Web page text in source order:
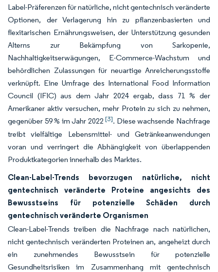
Label-Präferenzen für natürliche, nicht gentechnisch veränderte
Optionen, der Verlagerung hin zu pflanzenbasierten und
flexitarischen Ernährungsweisen, der Unterstützung gesunden
Alterns zur Bekämpfung von Sarkopenie,
Nachhaltigkeitserwägungen, E-Commerce-Wachstum und
behördlichen Zulassungen für neuartige Anreicherungsstoffe
verknüpft. Eine Umfrage des International Food Information
Council (IFIC) aus dem Jahr 2024 ergab, dass 71 % der
Amerikaner aktiv versuchen, mehr Protein zu sich zu nehmen,
gegenüber 59 % im Jahr 2022[3]. Diese wachsende Nachfrage
treibt vielfältige Lebensmittel- und Getränkeanwendungen
voran und verringert die Abhängigkeit von überlappenden
Produktkategorien innerhalb des Marktes.
Clean-Label-Trends bevorzugen natürliche, nicht
gentechnisch veränderte Proteine angesichts des
Bewusstseins für potenzielle Schäden durch
gentechnisch veränderte Organismen
Clean-Label-Trends treiben die Nachfrage nach natürlichen,
nicht gentechnisch veränderten Proteinen an, angeheizt durch
ein zunehmendes Bewusstsein für potenzielle
Gesundheitsrisiken im Zusammenhang mit gentechnisch